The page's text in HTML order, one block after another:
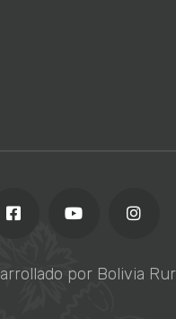
por Bolivia